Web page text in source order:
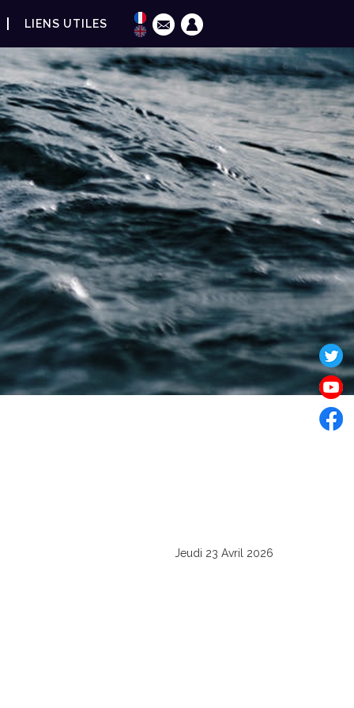
LIENS UTILES
Jeudi 23 Avril 2026